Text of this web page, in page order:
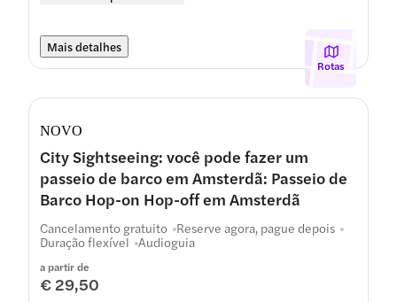
Mais detalhes
Rotas
NOVO
City Sightseeing: você pode fazer um
passeio de barco em Amsterdã: Passeio de
Barco Hop-on Hop-off em Amsterdã
a partir de
€ 29,50
Cancelamento gratuito Reserve agora, pague depois
Duração flexível Audioguia